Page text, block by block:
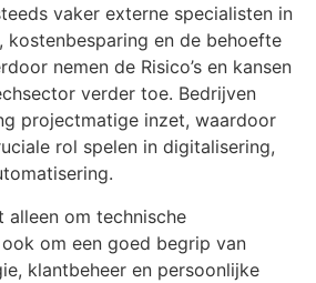
vaker externe specialisten in
en de behoefte
nemen de Risico’s en kansen
verder toe. Bedrijven
projectmatige inzet, waardoor
rol spelen in digitalisering,
alleen om technische
om een goed begrip van
klantbeheer en persoonlijke